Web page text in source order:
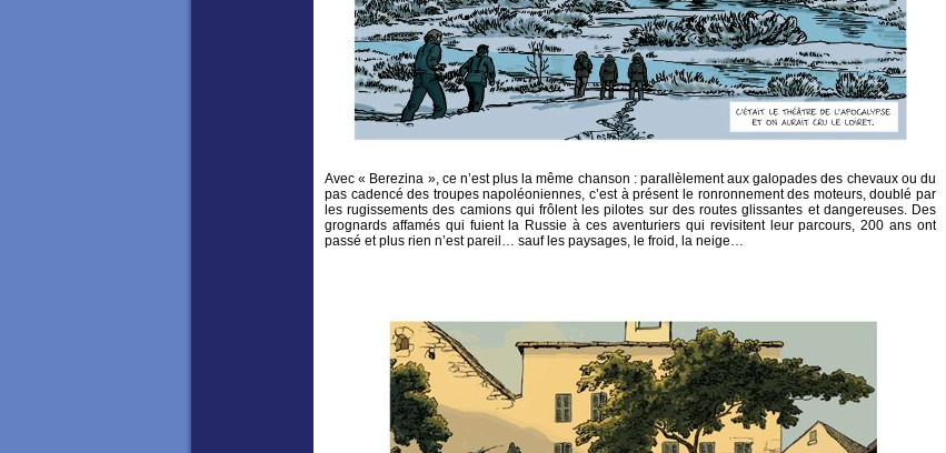
Avec « Berezina », ce n’est plus la même chanson : parallèlement aux galopades des chevaux ou du
pas cadencé des troupes napoléoniennes, c’est à présent le ronronnement des moteurs, doublé par
les rugissements des camions qui frôlent les pilotes sur des routes glissantes et dangereuses. Des
grognards affamés qui fuient la Russie à ces aventuriers qui revisitent leur parcours, 200 ans ont
passé et plus rien n’est pareil… sauf les paysages, le froid, la neige…